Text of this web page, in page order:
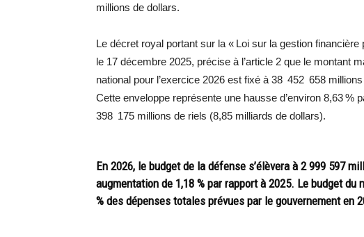
millions de dollars.
Le décret royal portant sur la « Loi sur la gestion
le 17 décembre 2025, précise à l’article 2 que le montant
national pour l’exercice 2026 est fixé à 38 452 658
Cette enveloppe représente une hausse d’environ 8,63 %
398 175 millions de riels (8,85 milliards de dollars).
En 2026, le budget de la défense s’élèvera à 2 999 597
augmentation de 1,18 % par rapport à 2025. Le budget
% des dépenses totales prévues par le gouvernement en